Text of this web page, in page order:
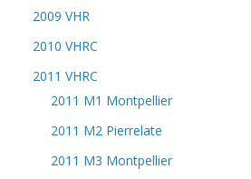
2009 VHR
2010 VHRC
2011 VHRC
2011 M1 Montpellier
2011 M2 Pierrelate
2011 M3 Montpellier